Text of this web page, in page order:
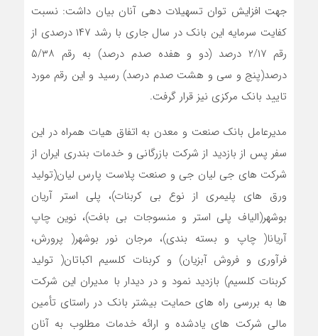
جهت افزایش توان تسهیلات دهی آنان بیان داشت: نسبت
کفایت سرمایه این بانک در سال جاری با رشد ۱۴۷ درصدی از
رقم ۲/۱۷ درصد (دو و هفده صدم درصد) به رقم ۵/۳۸
درصد(پنج و سی و هشت صدم درصد) رسید و این رقم مورد
تایید بانک مرکزی نیز قرار گرفت.
مدیرعامل بانک صنعت و معدن به اتفاق هیات همراه در این
سفر پس از بازدید از شرکت بازرگانی و خدمات بندری ایران از
شرکت های جی لیان جی و صنعت پلاست پارس لیان(تولید
ورق های پلیمری از نوع بی کربنات)، پلی استر آریان
بوشهر(الیاف پلی استر و منسوجات بی بافت)، نوین چاپ
آریانا( چاپ و بسته بندی)، مرجان نور بوشهر( پرورش،
فرآوری و فروش آبزیان) و کربنات کلسیم اکباتان( تولید
کربنات کلسیم) بازدید نمود و در دیدار با مدیران این شرکت
ها به بررسی راه های حمایت بیشتر بانک در راستای تأمین
مالی شرکت های یادشده و ارائه خدمات مطلوب به آنان